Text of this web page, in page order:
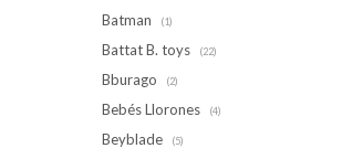
Batman (1)
Battat B. toys (22)
Bburago (2)
Bebés Llorones (4)
Beyblade (5)